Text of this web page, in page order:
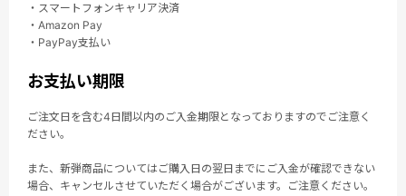
・スマートフォンキャリア決済
・Amazon Pay
・PayPay支払い
お支払い期限
ご注文日を含む4日間以内のご入金期限となっておりますのでご注意く
ださい。
また、新弾商品についてはご購入日の翌日までにご入金が確認できない
場合、キャンセルさせていただく場合がございます。ご注意ください。